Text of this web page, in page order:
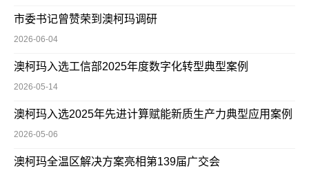
市委书记曾赞荣到澳柯玛调研
2026-06-04
澳柯玛入选工信部2025年度数字化转型典型案例
2026-05-14
澳柯玛入选2025年先进计算赋能新质生产力典型应用案例
2026-05-06
澳柯玛全温区解决方案亮相第139届广交会